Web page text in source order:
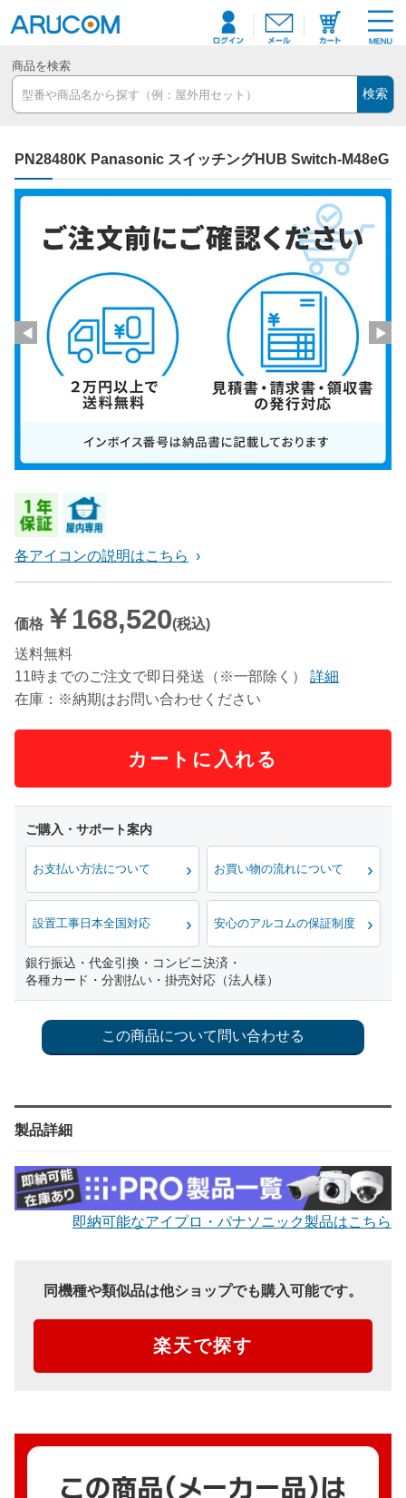
商品を検索
検索
PN28480K Panasonic スイッチングHUB Switch-M48eG
◀ ▶
各アイコンの説明はこちら
価格 ￥168,520(税込)
送料無料
11時までのご注文で即日発送（※一部除く）
詳細
在庫：※納期はお問い合わせください
カートに入れる
お支払い方法について お買い物の流れについて
設置工事日本全国対応 安心のアルコムの保証制度
銀行振込・代金引換・コンビニ決済・
各種カード・分割払い・掛売対応（法人様）
製品詳細
即納可能なアイプロ・パナソニック製品はこちら
同機種や類似品は他ショップでも購入可能です。
楽天で探す